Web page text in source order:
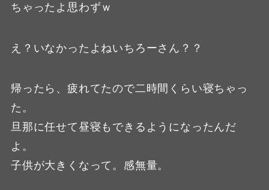
ちゃったよ思わずｗ
え？いなかったよねいちろーさん？？
帰ったら、疲れてたので二時間くらい寝ちゃっ
た。
旦那に任せて昼寝もできるようになったんだ
よ。
子供が大きくなって。感無量。